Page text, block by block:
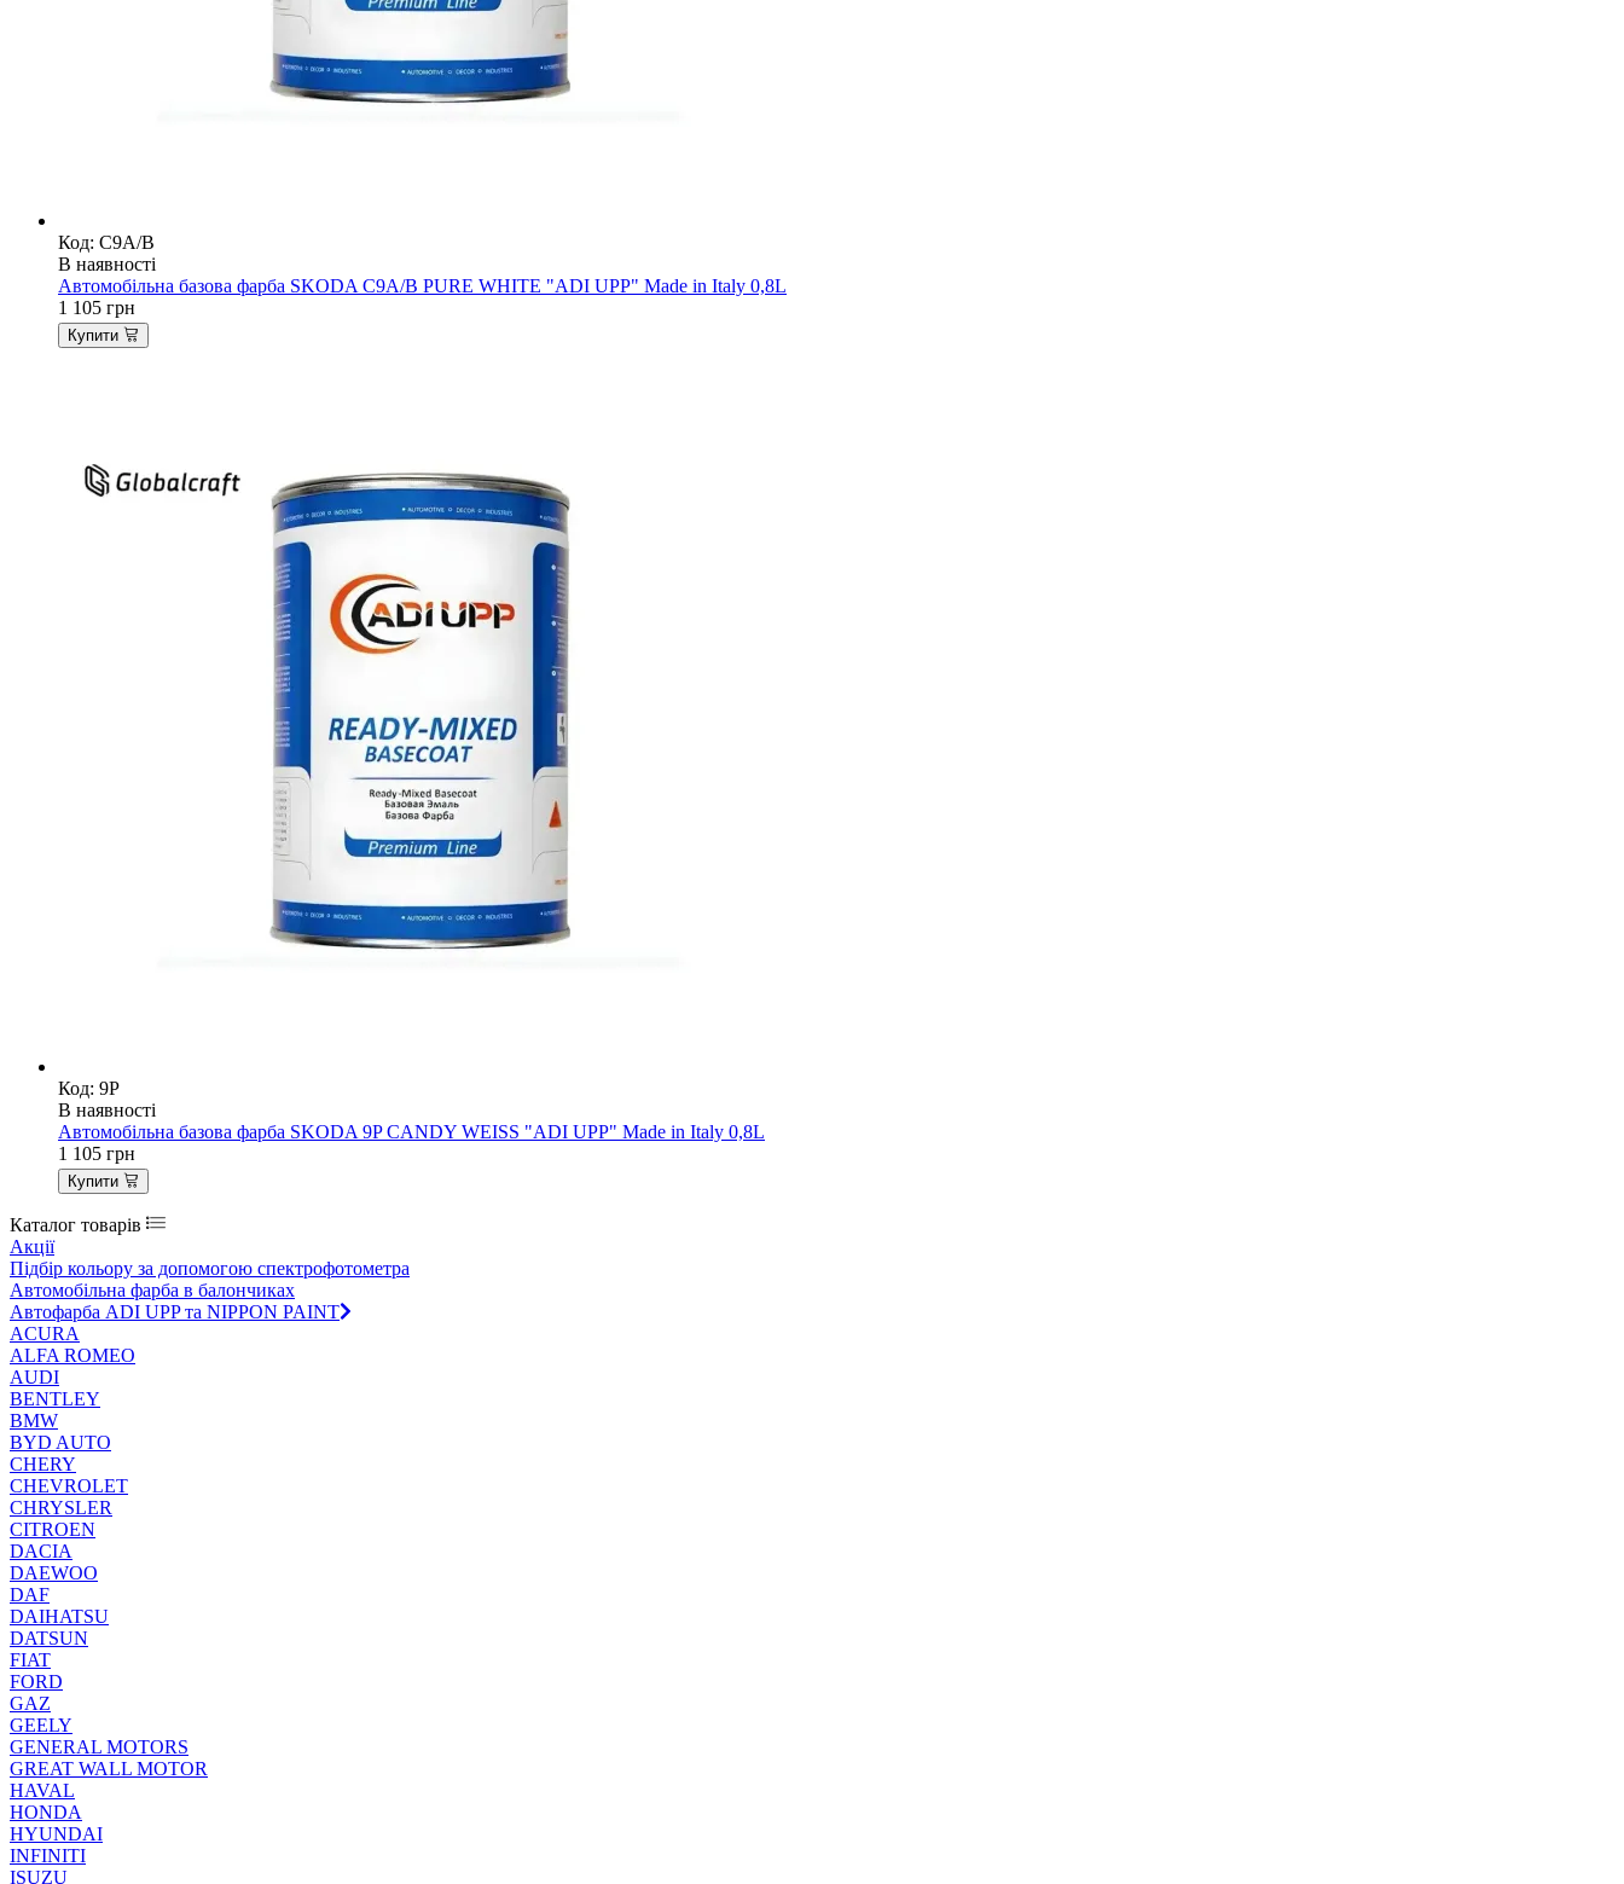
Код: C9A/B
В наявності
Автомобільна базова фарба SKODA C9A/B PURE WHITE "ADI UPP" Made in Italy 0,8L
1 105 грн
Купити
Код: 9P
В наявності
Автомобільна базова фарба SKODA 9P CANDY WEISS "ADI UPP" Made in Italy 0,8L
1 105 грн
Купити
Каталог товарів
Акції
Підбір кольору за допомогою спектрофотометра
Автомобільна фарба в балончиках
Автофарба ADI UPP та NIPPON PAINT
ACURA
ALFA ROMEO
AUDI
BENTLEY
BMW
BYD AUTO
CHERY
CHEVROLET
CHRYSLER
CITROEN
DACIA
DAEWOO
DAF
DAIHATSU
DATSUN
FIAT
FORD
GAZ
GEELY
GENERAL MOTORS
GREAT WALL MOTOR
HAVAL
HONDA
HYUNDAI
INFINITI
ISUZU